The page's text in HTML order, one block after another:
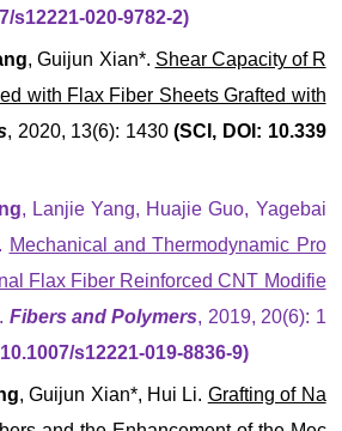
s12221-020-9782-2)
, Guijun Xian*. Shear Capacity of R
with Flax Fiber Sheets Grafted with
, 2020, 13(6): 1430(SCI, DOI: 10.339
, Lanjie Yang, Huajie Guo, Yagebai
Mechanical and Thermodynamic Pro
Flax Fiber Reinforced CNT Modifie
. Fibers and Polymers, 2019, 20(6): 1
s12221-019-8836-9)
, Guijun Xian*, Hui Li. Grafting of Na